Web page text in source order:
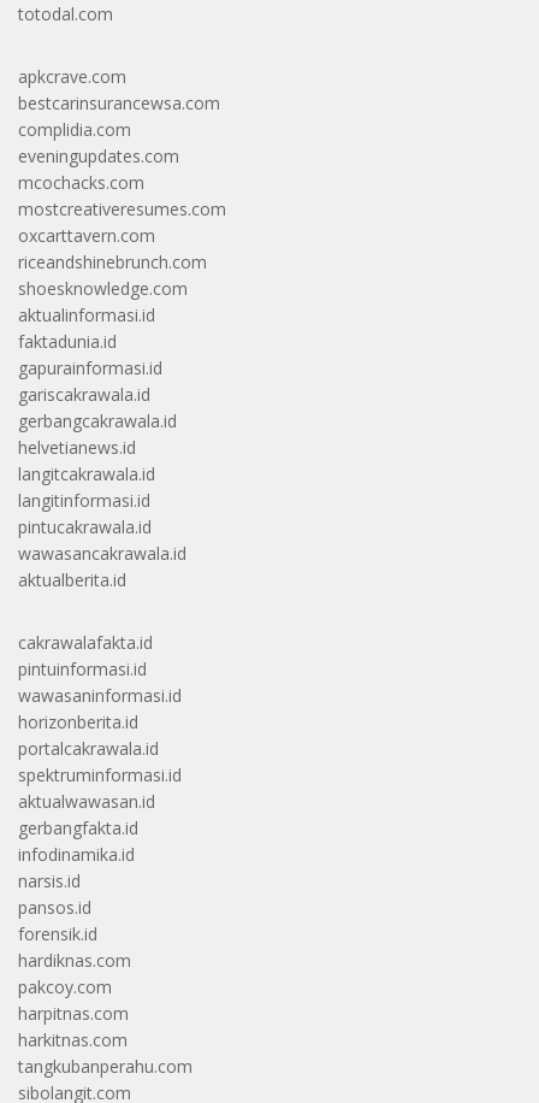
totodal.com
apkcrave.com
bestcarinsurancewsa.com
complidia.com
eveningupdates.com
mcochacks.com
mostcreativeresumes.com
oxcarttavern.com
riceandshinebrunch.com
shoesknowledge.com
aktualinformasi.id
faktadunia.id
gapurainformasi.id
gariscakrawala.id
gerbangcakrawala.id
helvetianews.id
langitcakrawala.id
langitinformasi.id
pintucakrawala.id
wawasancakrawala.id
aktualberita.id
cakrawalafakta.id
pintuinformasi.id
wawasaninformasi.id
horizonberita.id
portalcakrawala.id
spektruminformasi.id
aktualwawasan.id
gerbangfakta.id
infodinamika.id
narsis.id
pansos.id
forensik.id
hardiknas.com
pakcoy.com
harpitnas.com
harkitnas.com
tangkubanperahu.com
sibolangit.com